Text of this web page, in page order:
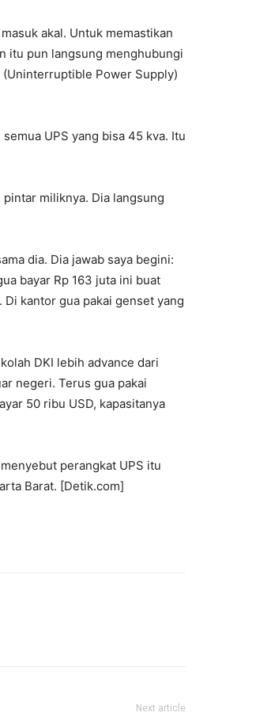
akal. Untuk memastikan
itu pun langsung menghubungi
(Uninterruptible Power Supply)
UPS yang bisa 45 kva. Itu
miliknya. Dia langsung
dia. Dia jawab saya begini:
bayar Rp 163 juta ini buat
kantor gua pakai genset yang
DKI lebih advance dari
negeri. Terus gua pakai
50 ribu USD, kapasitanya
perangkat UPS itu
Barat. [Detik.com]
Next article